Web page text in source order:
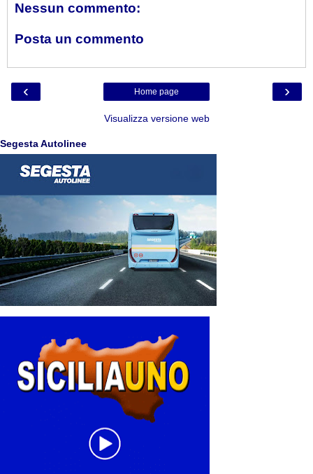
Nessun commento:
Posta un commento
‹ ›
Home page
Visualizza versione web
Segesta Autolinee